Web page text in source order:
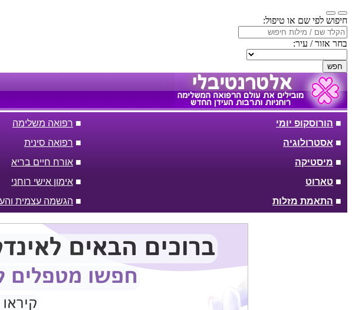
חיפוש לפי שם או טיפול:
בחר אזור / עיר:
חפש
■ הורוסקופ יומי ■ רפואה משלימה
■ אסטרולוגיה ■ רפואה סינית
■ מיסטיקה ■ אורח חיים בריא
■ טארוט ■ אימון אישי רוחני
■ התאמת מזלות ■ הגשמה עצמית